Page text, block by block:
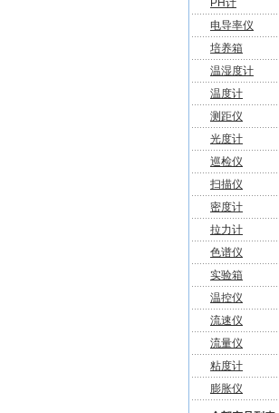
PH计
电导率仪
培养箱
温湿度计
温度计
测距仪
光度计
巡检仪
扫描仪
密度计
拉力计
色谱仪
实验箱
温控仪
流速仪
流量仪
粘度计
膨胀仪